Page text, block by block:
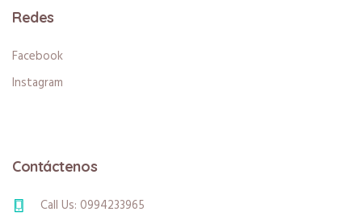
Redes
Facebook
Instagram
Contáctenos
Call Us: 0994233965